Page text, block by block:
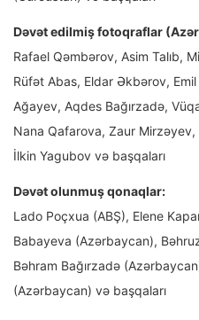
Dəvət edilmiş fotoqraflar
Rafael Qəmbərov, Asim Talıb,
Rüfət Abas, Eldar Əkbərov,
Ağayev, Aqdes Bağırzadə,
Nana Qafarova, Zaur
İlkin Yagubov və başqaları
Dəvət olunmuş qonaqlar:
Lado Poçxua (ABŞ), Elene
Babayeva (Azərbaycan),
Bəhram Bağırzadə
(Azərbaycan) və başqaları